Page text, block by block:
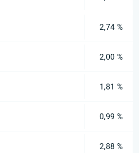
2,74 %
2,00 %
1,81 %
0,99 %
2,88 %